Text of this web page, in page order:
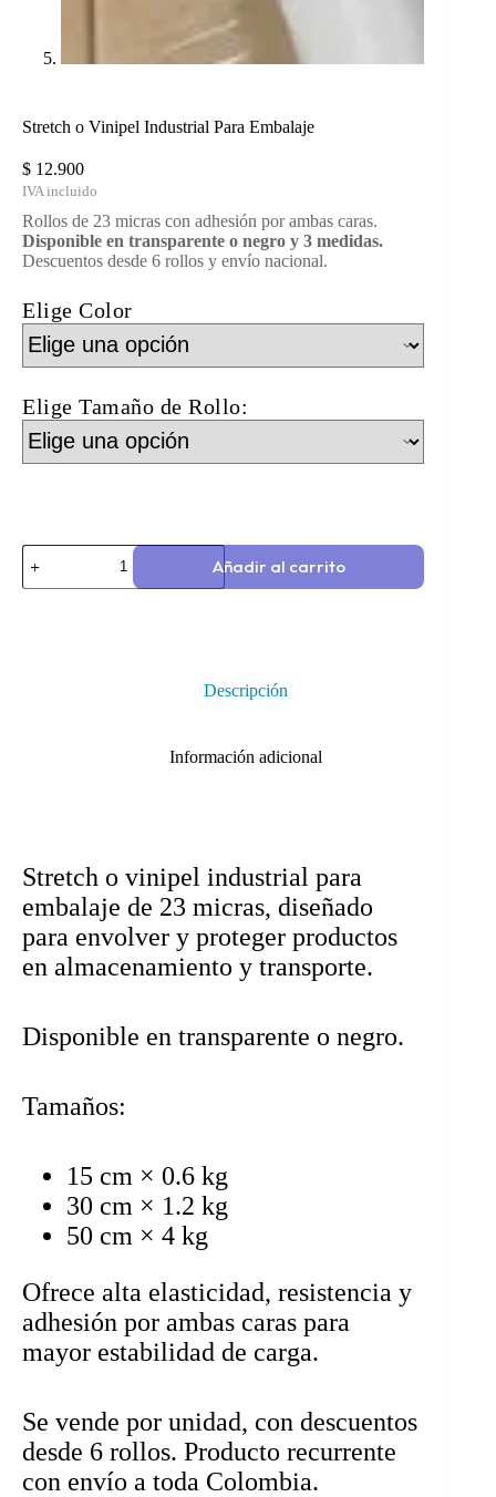
Stretch o Vinipel Industrial Para Embalaje
$ 12.900
Rollos de 23 micras con adhesión por ambas caras.
Disponible en transparente o negro y 3 medidas.
Descuentos desde 6 rollos y envío nacional.
Elige Color
Elige Tamaño de Rollo:
Añadir al carrito
Descripción
Información adicional
Stretch o vinipel industrial para
embalaje de 23 micras, diseñado
para envolver y proteger productos
en almacenamiento y transporte.
Disponible en transparente o negro.
Tamaños:
15 cm × 0.6 kg
30 cm × 1.2 kg
50 cm × 4 kg
Ofrece alta elasticidad, resistencia y
adhesión por ambas caras para
mayor estabilidad de carga.
Se vende por unidad, con descuentos
desde 6 rollos. Producto recurrente
con envío a toda Colombia.